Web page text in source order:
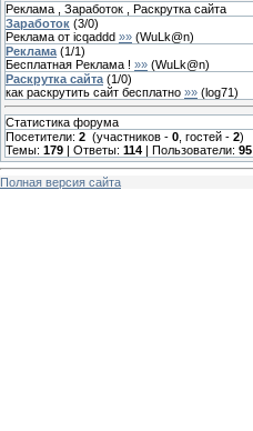
Реклама , Заработок , Раскрутка сайта
Заработок (3/0)
Реклама от icqaddd »» (WuLk@n)
Реклама (1/1)
Бесплатная Реклама ! »» (WuLk@n)
Раскрутка сайта (1/0)
как раскрутить сайт бесплатно »» (log71)
Статистика форума
Посетители: 2 (участников - 0 , гостей - 2)
Темы: 179 | Ответы: 114 | Пользователи: 95
Полная версия сайта